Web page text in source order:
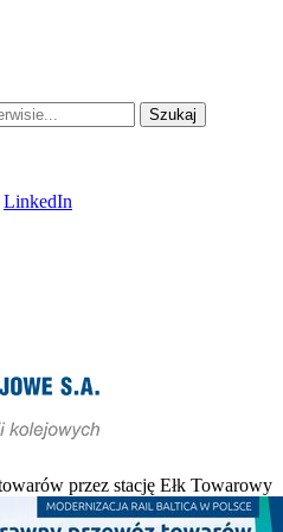
LinkedIn
przez stację Ełk Towarowy